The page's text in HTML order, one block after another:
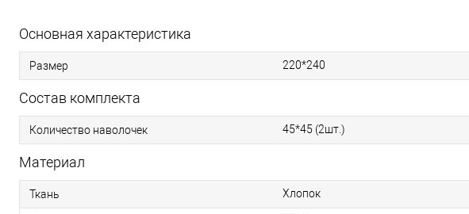
Основная характеристика
Размер 220*240
Состав комплекта
Количество наволочек 45*45 (2шт.)
Материал
Ткань Хлопок